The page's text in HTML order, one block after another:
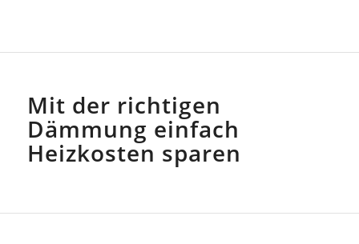
Mit der richtigen
Dämmung einfach
Heizkosten sparen